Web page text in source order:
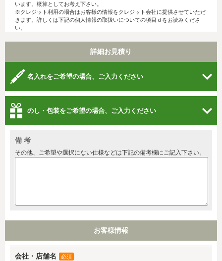
います。概算としてお考え下さい。
※クレジット利用の場合はお客様の情報をクレジット会社に提供させていただ
きます。詳しくは下記の個人情報の取扱いについての項目ｄをお読みくださ
い。
詳細お見積り
名入れをご希望の場合、ご入力ください
のし・包装をご希望の場合、ご入力ください
備 考
その他、ご希望や選択にない仕様などは下記の備考欄にご記入下さい。
お客様情報
会社・店舗名 必須